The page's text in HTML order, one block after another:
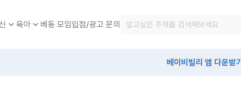
육아 베동 모임입점/광고 문의
베이비빌리 앱 다운받기